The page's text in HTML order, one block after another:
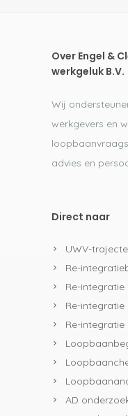
Over Engel &
werkgeluk B.V.
Wij
werkgevers en
advies en
Direct naar
UWV-
Re-
Re-integratie
Re-
Re-integratie
AD